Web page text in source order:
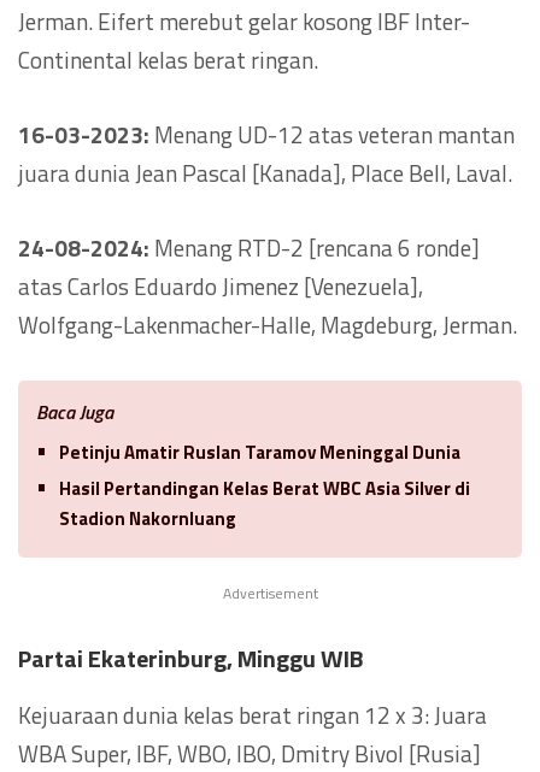
Jerman. Eifert merebut gelar kosong IBF Inter-
Continental kelas berat ringan.
16-03-2023: Menang UD-12 atas veteran mantan
juara dunia Jean Pascal [Kanada], Place Bell, Laval.
24-08-2024: Menang RTD-2 [rencana 6 ronde]
atas Carlos Eduardo Jimenez [Venezuela],
Wolfgang-Lakenmacher-Halle, Magdeburg, Jerman.
Baca Juga
Petinju Amatir Ruslan Taramov Meninggal Dunia
Hasil Pertandingan Kelas Berat WBC Asia Silver di
Stadion Nakornluang
Advertisement
Partai Ekaterinburg, Minggu WIB
Kejuaraan dunia kelas berat ringan 12 x 3: Juara
WBA Super, IBF, WBO, IBO, Dmitry Bivol [Rusia]